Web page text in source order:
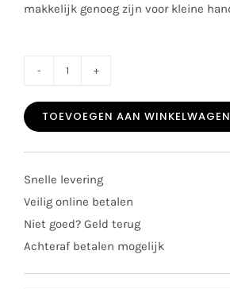
makkelijk genoeg zijn voor kleine
original
monkey
TOEVOEGEN AAN WINKELWAGEN
Snelle levering
Veilig online betalen
Niet goed? Geld terug
Achteraf betalen mogelijk